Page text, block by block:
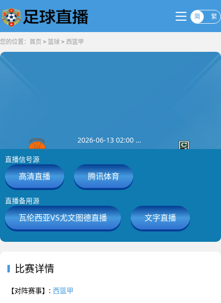
简 繁
您的位置： 首页 > 篮球> 西篮甲
瓦伦西亚
2026-06-13 02:00 西篮甲
0:0
直播信号源
高清直播 腾讯体育
直播备用源
瓦伦西亚VS尤文图德直播 文字直播
比赛详情
【对阵赛事】: 西篮甲